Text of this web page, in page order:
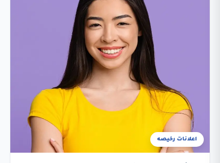
اعلانات رخيصه